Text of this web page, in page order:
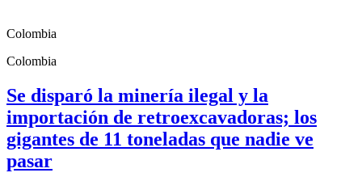
Colombia
Colombia
Se disparó la minería ilegal y la
importación de retroexcavadoras; los
gigantes de 11 toneladas que nadie ve
pasar